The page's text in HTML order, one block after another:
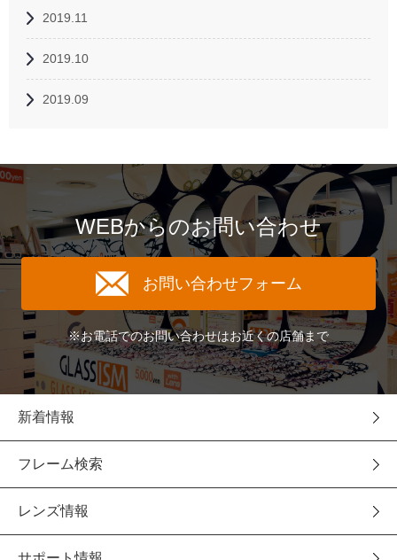
2019.11
2019.10
2019.09
WEBからのお問い合わせ
お問い合わせフォーム
※お電話でのお問い合わせはお近くの店舗まで
新着情報
フレーム検索
レンズ情報